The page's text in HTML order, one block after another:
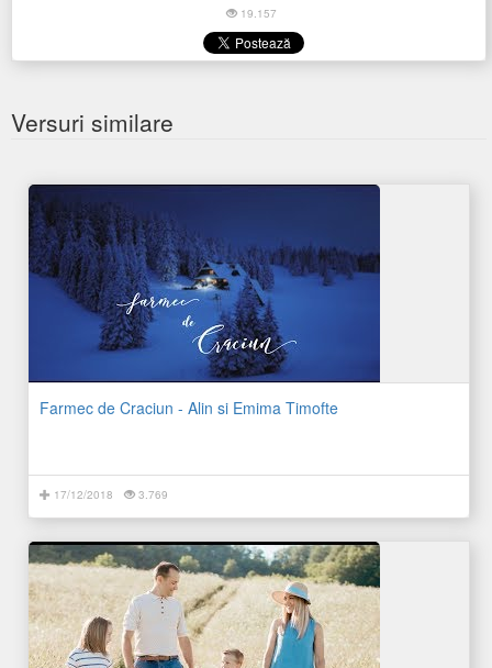
19.157
Versuri similare
Farmec de Craciun - Alin si Emima Timofte
17/12/2018 3.769